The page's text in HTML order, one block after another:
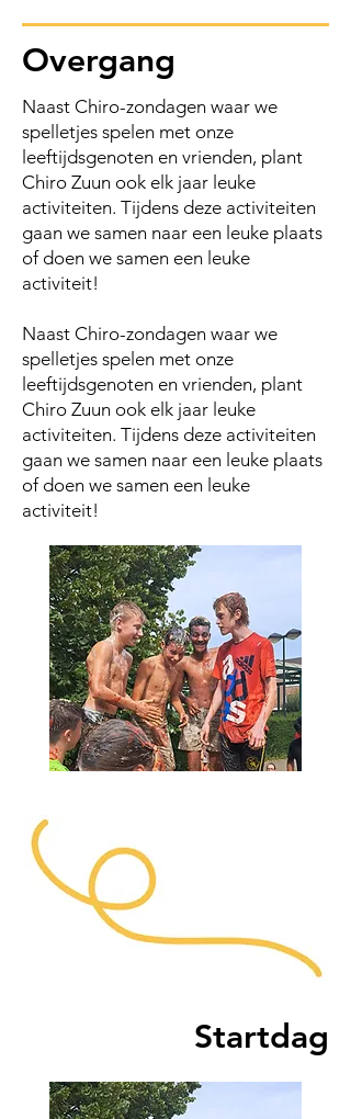
Overgang
Naast Chiro-zondagen waar we
spelletjes spelen met onze
leeftijdsgenoten en vrienden, plant
Chiro Zuun ook elk jaar leuke
activiteiten. Tijdens deze activiteiten
gaan we samen naar een leuke plaats
of doen we samen een leuke
activiteit!
Naast Chiro-zondagen waar we
spelletjes spelen met onze
leeftijdsgenoten en vrienden, plant
Chiro Zuun ook elk jaar leuke
activiteiten. Tijdens deze activiteiten
gaan we samen naar een leuke plaats
of doen we samen een leuke
activiteit!
Startdag